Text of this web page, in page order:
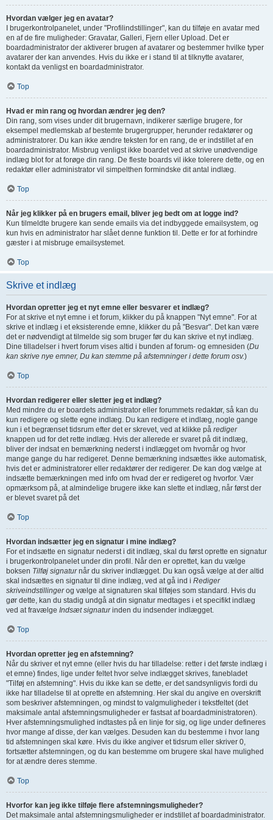
Hvordan vælger jeg en avatar?
I brugerkontrolpanelet, under "Profilindstillinger", kan du tilføje en avatar med
en af de fire muligheder: Gravatar, Galleri, Fjern eller Upload. Det er
boardadministrator der aktiverer brugen af avatarer og bestemmer hvilke typer
avatarer der kan anvendes. Hvis du ikke er i stand til at tilknytte avatarer,
kontakt da venligst en boardadministrator.
Top
Hvad er min rang og hvordan ændrer jeg den?
Din rang, som vises under dit brugernavn, indikerer særlige brugere, for
eksempel medlemskab af bestemte brugergrupper, herunder redaktører og
administratorer. Du kan ikke ændre teksten for en rang, de er indstillet af en
boardadministrator. Misbrug venligst ikke boardet ved at skrive unødvendige
indlæg blot for at forøge din rang. De fleste boards vil ikke tolerere dette, og en
redaktør eller administrator vil simpelthen formindske dit antal indlæg.
Top
Når jeg klikker på en brugers email, bliver jeg bedt om at logge ind?
Kun tilmeldte brugere kan sende emails via det indbyggede emailsystem, og
kun hvis en administrator har slået denne funktion til. Dette er for at forhindre
gæster i at misbruge emailsystemet.
Top
Skrive et indlæg
Hvordan opretter jeg et nyt emne eller besvarer et indlæg?
For at skrive et nyt emne i et forum, klikker du på knappen "Nyt emne". For at
skrive et indlæg i et eksisterende emne, klikker du på "Besvar". Det kan være
det er nødvendigt at tilmelde sig som bruger før du kan skrive et nyt indlæg.
Dine tilladelser i hvert forum vises altid i bunden af forum- og emnesiden (Du
kan skrive nye emner, Du kan stemme på afstemninger i dette forum osv.)
Top
Hvordan redigerer eller sletter jeg et indlæg?
Med mindre du er boardets administrator eller forummets redaktør, så kan du
kun redigere og slette egne indlæg. Du kan redigere et indlæg, nogle gange
kun i et begrænset tidsrum efter det er skrevet, ved at klikke på rediger
knappen ud for det rette indlæg. Hvis der allerede er svaret på dit indlæg,
bliver der indsat en bemærkning nederst i indlægget om hvornår og hvor
mange gange du har redigeret. Denne bemærkning indsættes ikke automatisk,
hvis det er administratorer eller redaktører der redigerer. De kan dog vælge at
indsætte bemærkningen med info om hvad der er redigeret og hvorfor. Vær
opmærksom på, at almindelige brugere ikke kan slette et indlæg, når først der
er blevet svaret på det
Top
Hvordan indsætter jeg en signatur i mine indlæg?
For et indsætte en signatur nederst i dit indlæg, skal du først oprette en signatur
i brugerkontrolpanelet under din profil. Når den er oprettet, kan du vælge
boksen Tilføj signaturnår du skriver indlægget. Du kan også vælge at der altid
skal indsættes en signatur til dine indlæg, ved at gå ind i Rediger
skriveindstillingerog vælge at signaturen skal tilføjes som standard. Hvis du
gør dette, kan du stadig undgå at din signatur medtages i et specifikt indlæg
ved at fravælge Indsæt signaturinden du indsender indlægget.
Top
Hvordan opretter jeg en afstemning?
Når du skriver et nyt emne (eller hvis du har tilladelse: retter i det første indlæg i
et emne) findes, lige under feltet hvor selve indlægget skrives, fanebladet
"Tilføj en afstemning". Hvis du ikke kan se dette, er det sandsynligvis fordi du
ikke har tilladelse til at oprette en afstemning. Her skal du angive en overskrift
som beskriver afstemningen, og mindst to valgmuligheder i tekstfeltet (det
maksimale antal afstemningsmuligheder er fastsat af boardadministratoren).
Hver afstemningsmulighed indtastes på en linje for sig, og lige under defineres
hvor mange af disse, der kan vælges. Desuden kan du bestemme i hvor lang
tid afstemningen skal køre. Hvis du ikke angiver et tidsrum eller skriver 0,
fortsætter afstemningen, og du kan bestemme om brugere skal have mulighed
for at ændre deres stemme.
Top
Hvorfor kan jeg ikke tilføje flere afstemningsmuligheder?
Det maksimale antal afstemningsmuligheder er indstillet af boardadministrator.